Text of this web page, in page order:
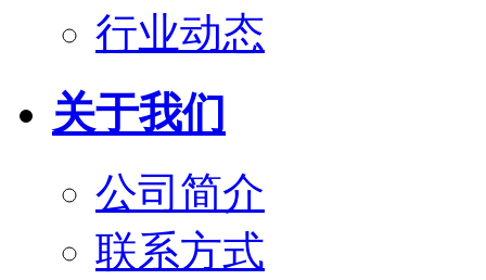
行业动态
关于我们
公司简介
联系方式